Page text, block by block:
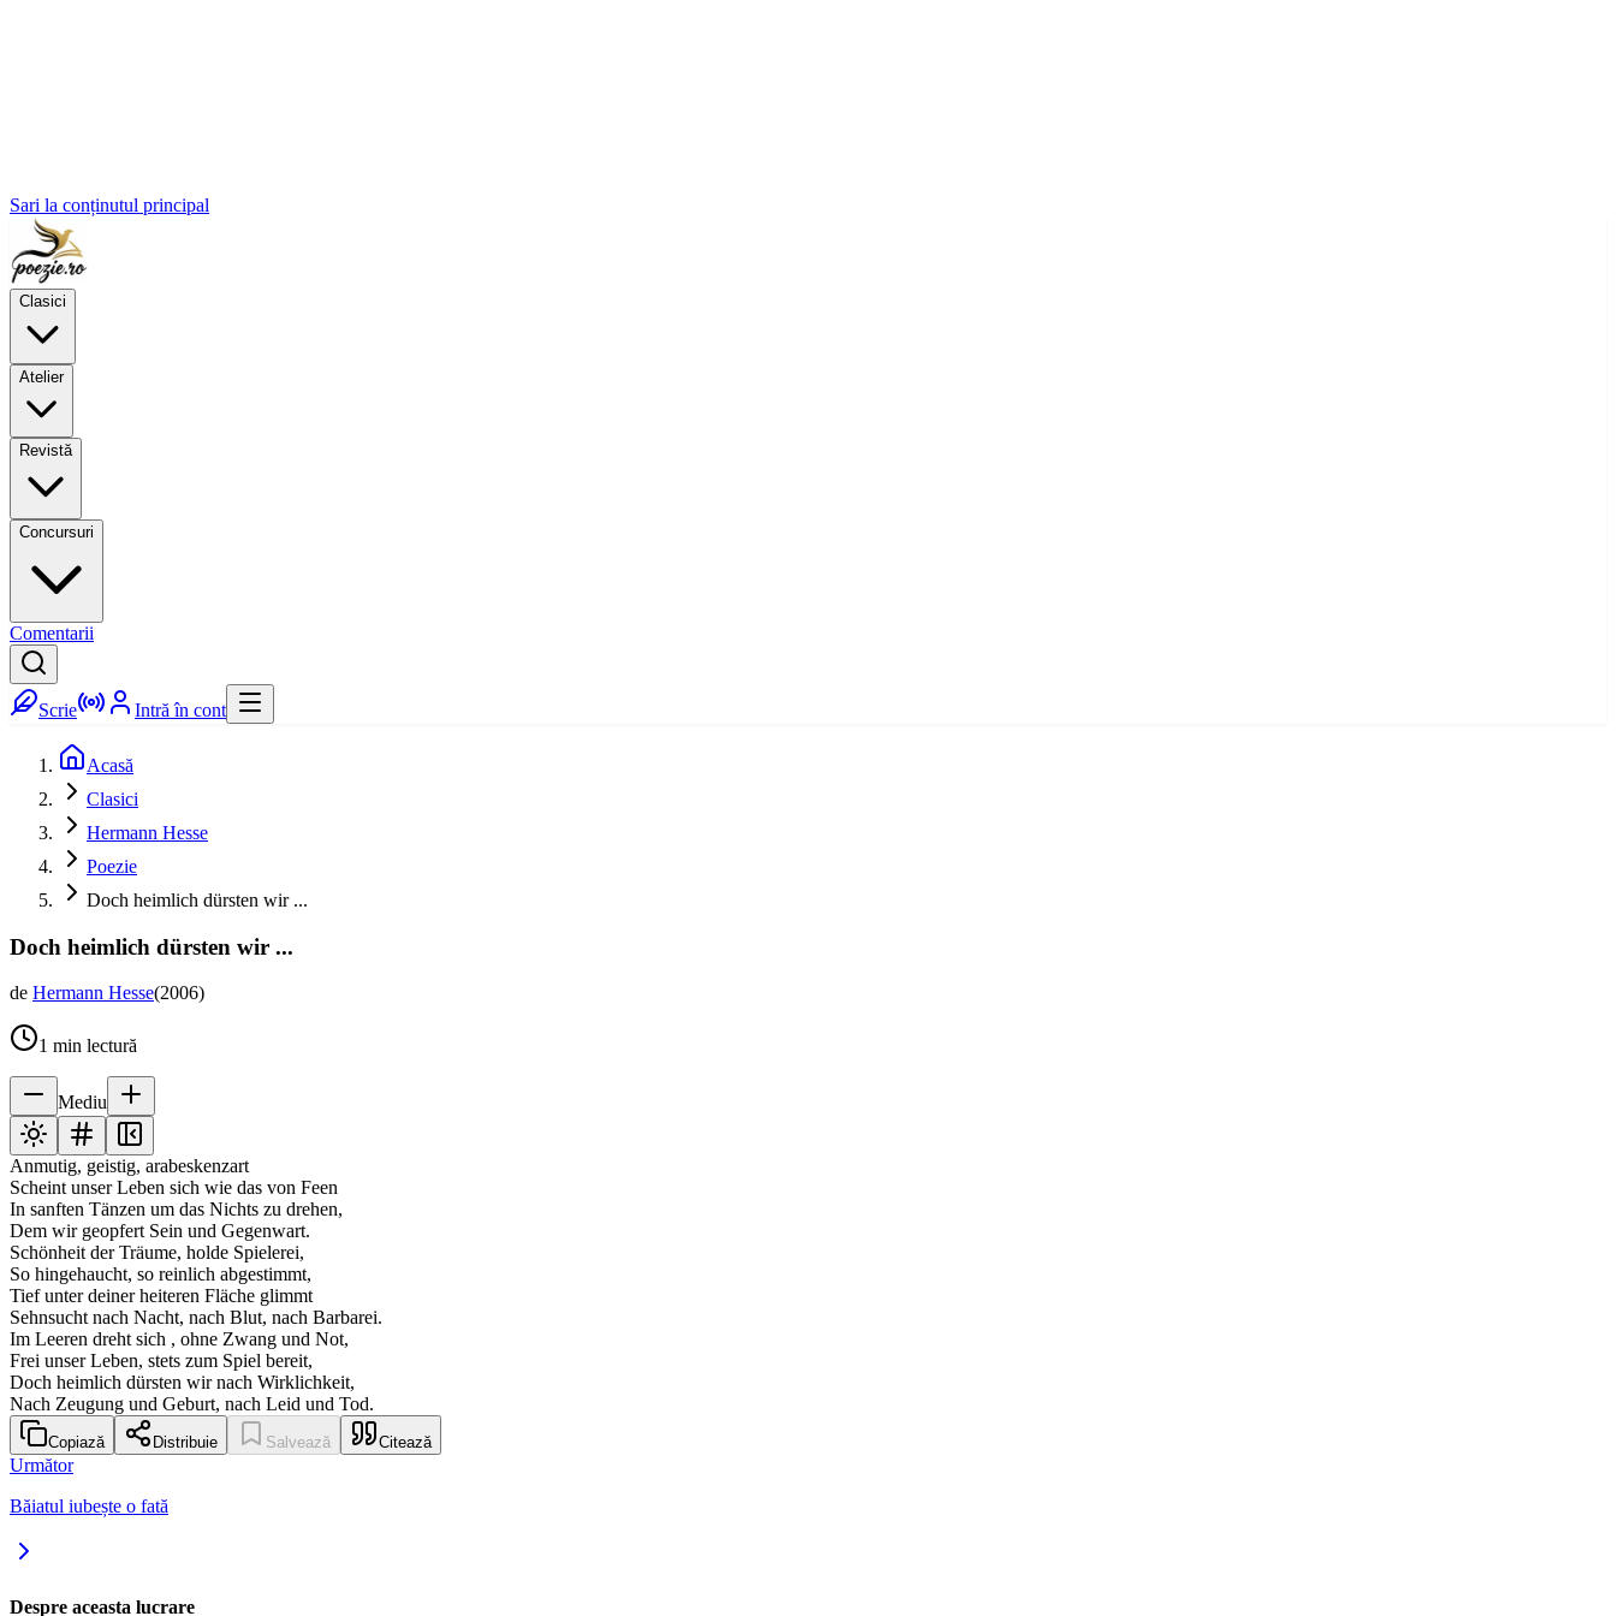
Sari la conținutul principal
Clasici
Atelier
Revistă
Concursuri
Comentarii
Scrie Intră în cont
Acasă
Clasici
Hermann Hesse
Poezie
Doch heimlich dürsten wir ...
Doch heimlich dürsten wir ...
de Hermann Hesse(2006)
1 min lectură
Mediu
Anmutig, geistig, arabeskenzart
Scheint unser Leben sich wie das von Feen
In sanften Tänzen um das Nichts zu drehen,
Dem wir geopfert Sein und Gegenwart.
Schönheit der Träume, holde Spielerei,
So hingehaucht, so reinlich abgestimmt,
Tief unter deiner heiteren Fläche glimmt
Sehnsucht nach Nacht, nach Blut, nach Barbarei.
Im Leeren dreht sich , ohne Zwang und Not,
Frei unser Leben, stets zum Spiel bereit,
Doch heimlich dürsten wir nach Wirklichkeit,
Nach Zeugung und Geburt, nach Leid und Tod.
Copiază Distribuie Salvează Citează
Următor
Băiatul iubește o fată
Despre aceasta lucrare